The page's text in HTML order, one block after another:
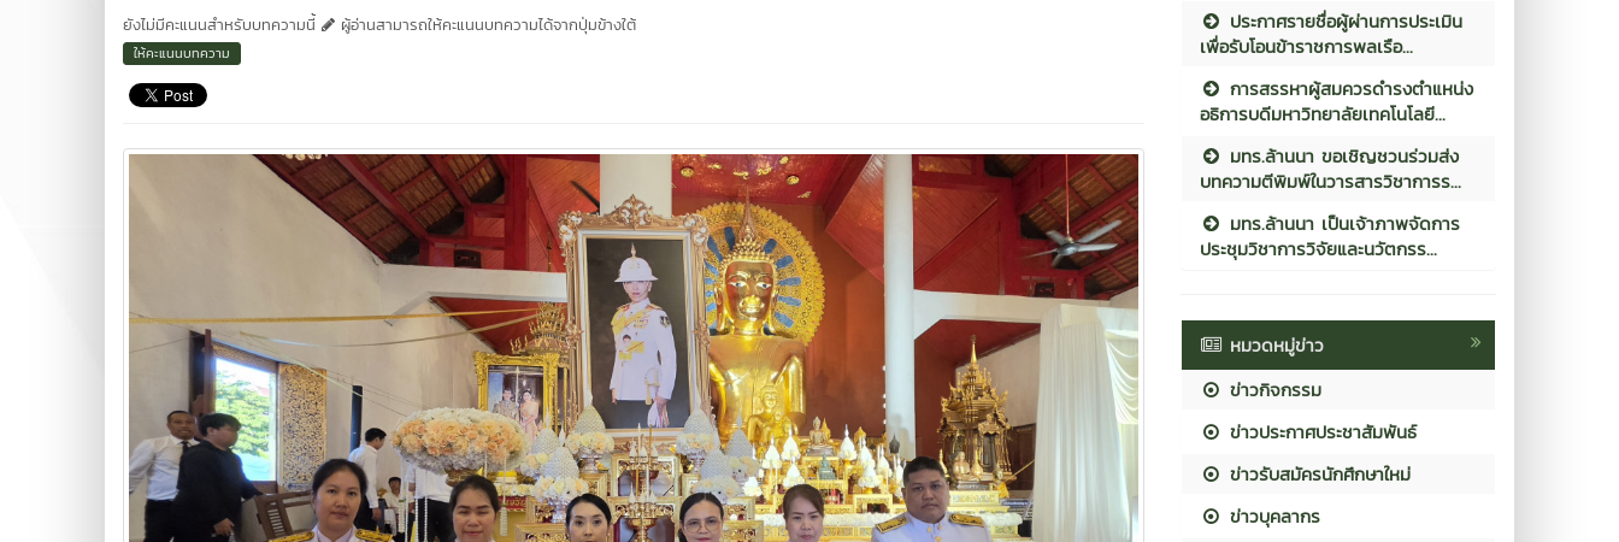
ยังไม่มีคะแนนสำหรับบทความนี้
ผู้อ่านสามารถให้คะแนนบทความได้จากปุ่มข้างใต้
ให้คะแนนบทความ
ประกาศรายชื่อผู้ผ่านการประเมิน
เพื่อรับโอนข้าราชการพลเรือ...
การสรรหาผู้สมควรดำรงตำแหน่ง
อธิการบดีมหาวิทยาลัยเทคโนโลยี...
มทร.ล้านนา ขอเชิญชวนร่วมส่ง
บทความตีพิมพ์ในวารสารวิชาการร...
มทร.ล้านนา เป็นเจ้าภาพจัดการ
ประชุมวิชาการวิจัยและนวัตกรร...
หมวดหมู่ข่าว
ข่าวกิจกรรม
ข่าวประกาศประชาสัมพันธ์
ข่าวรับสมัครนักศึกษาใหม่
ข่าวบุคลากร